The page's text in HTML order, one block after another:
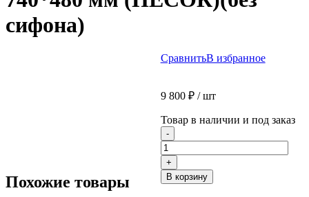
сифона)
СравнитьВ избранное
9 800 ₽/ шт
Товар в наличии и под заказ
- Количество
товара
Мойка
GRANFEST-
-
+
В корзину
Похожие товары